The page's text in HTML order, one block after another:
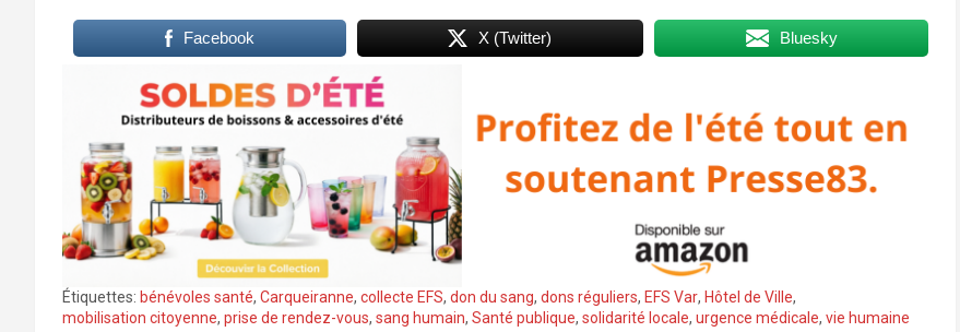
Facebook X (Twitter) Bluesky
Étiquettes: bénévoles santé, Carqueiranne, collecte EFS, don du sang, dons réguliers, EFS Var, Hôtel de Ville,
mobilisation citoyenne, prise de rendez-vous, sang humain, Santé publique, solidarité locale, urgence médicale, vie humaine